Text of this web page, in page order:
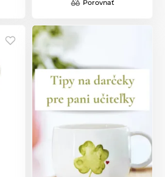
Porovnať